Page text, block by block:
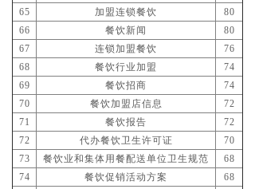
65
加盟连锁餐饮
80
66
餐饮新闻
80
67
连锁加盟餐饮
76
68
餐饮行业加盟
74
69
餐饮招商
74
70
餐饮加盟店信息
72
71
餐饮报告
72
72
代办餐饮卫生许可证
70
73
餐饮业和集体用餐配送单位卫生规范
68
74
餐饮促销活动方案
68